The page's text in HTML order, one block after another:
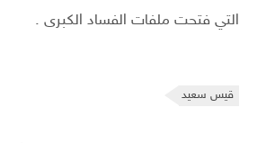
التي فتحت ملفات الفساد الكبرى .
قيس سعيد